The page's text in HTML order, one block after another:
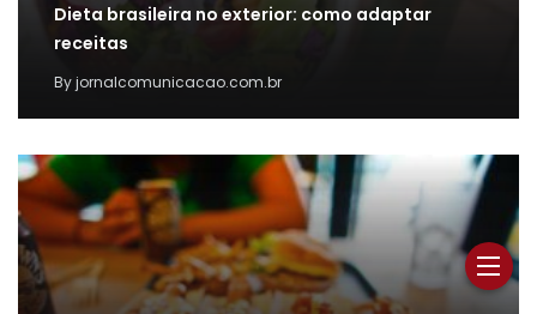
Dieta brasileira no exterior: como adaptar
receitas
Byjornalcomunicacao.com.br